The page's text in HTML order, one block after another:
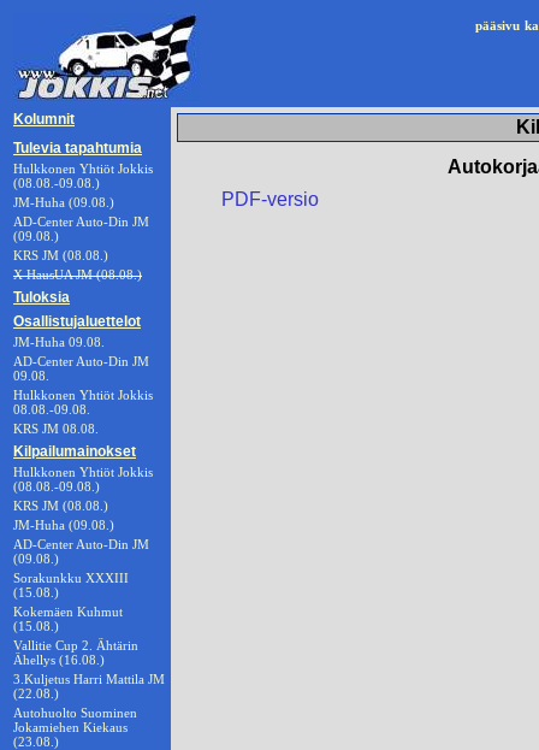
pääsivu
Kolumnit
Tulevia tapahtumia
Hulkkonen Yhtiöt Jokkis
(08.08.-09.08.)
JM-Huha (09.08.)
AD-Center Auto-Din JM
(09.08.)
KRS JM (08.08.)
X HausUA JM (08.08.)
Tuloksia
Osallistujaluettelot
JM-Huha 09.08.
AD-Center Auto-Din JM
09.08.
Hulkkonen Yhtiöt Jokkis
08.08.-09.08.
KRS JM 08.08.
Kilpailumainokset
Hulkkonen Yhtiöt Jokkis
(08.08.-09.08.)
KRS JM (08.08.)
JM-Huha (09.08.)
AD-Center Auto-Din JM
(09.08.)
Sorakunkku XXXIII
(15.08.)
Kokemäen Kuhmut
(15.08.)
Vallitie Cup 2. Ähtärin
Ähellys (16.08.)
3.Kuljetus Harri Mattila JM
(22.08.)
Autohuolto Suominen
Jokamiehen Kiekaus
(23.08.)
PDF-versio